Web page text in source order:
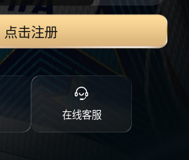
点击注册
在线客服